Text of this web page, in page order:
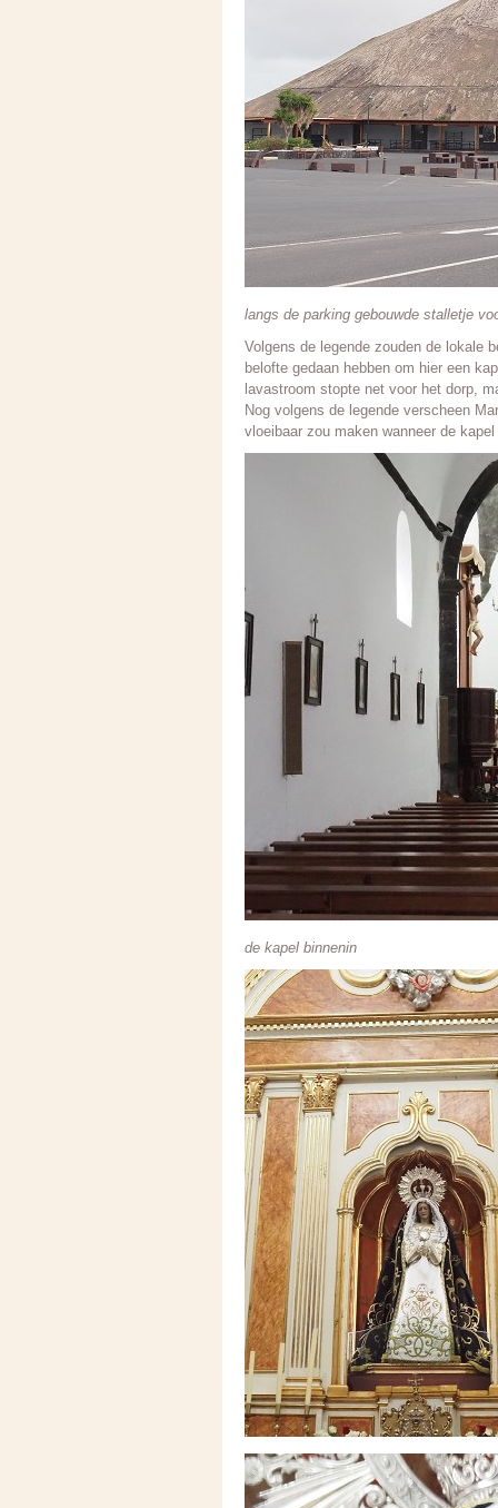
langs de parking gebouwde stalletje
Volgens de legende zouden de lokale
belofte gedaan hebben om hier een
lavastroom stopte net voor het dorp,
Nog volgens de legende verscheen
vloeibaar zou maken wanneer de
de kapel binnenin